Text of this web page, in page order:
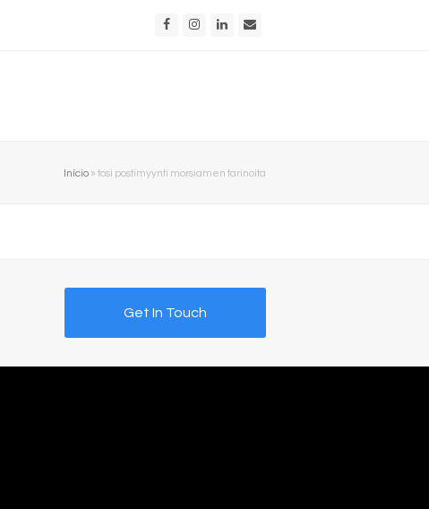
FacebookInstagram
LinkedIn
Início » tosi postimyynti morsiamen tarinoita
Get In Touch